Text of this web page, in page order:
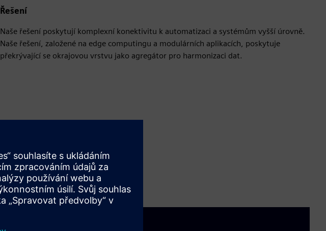
Řešení
Naše řešení poskytují komplexní konektivitu k automatizaci a systémům vyšší úrovně.
Naše řešení, založené na edge computingu a modulárních aplikacích, poskytuje
překrývající se okrajovou vrstvu jako agregátor pro harmonizaci dat.